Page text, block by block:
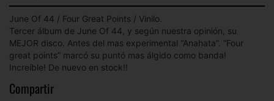
June Of 44 / Four Great Points / Vinilo.
Tercer álbum de June Of 44, y según nuestra opinión, su
MEJOR disco. Antes del mas experimental “Anahata”. “Four
great points” marcó su puntó mas álgido como banda!
Increíble! De nuevo en stock!!
Compartir